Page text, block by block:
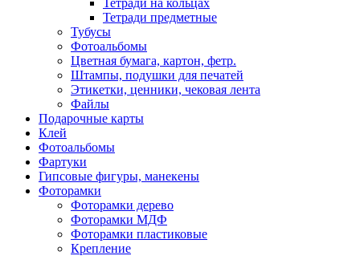
Тетради на кольцах
Тетради предметные
Тубусы
Фотоальбомы
Цветная бумага, картон, фетр.
Штампы, подушки для печатей
Этикетки, ценники, чековая лента
Файлы
Подарочные карты
Клей
Фотоальбомы
Фартуки
Гипсовые фигуры, манекены
Фоторамки
Фоторамки дерево
Фоторамки МДФ
Фоторамки пластиковые
Крепление